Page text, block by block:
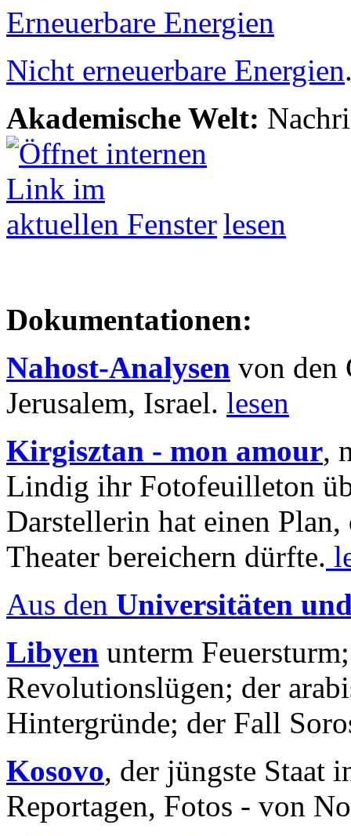
Erneuerbare Energien
Nicht erneuerbare Energien
Akademische Welt:
lesen
Dokumentationen:
Nahost-Analysen von den
Jerusalem, Israel. lesen
Kirgisztan - mon amour,
Lindig ihr Fotofeuilleton
Darstellerin hat einen Plan,
Theater bereichern dürfte.
Aus den Universitäten
Libyen unterm
Revolutionslügen; der
Hintergründe; der Fall
Kosovo, der jüngste Staat
Reportagen, Fotos - von